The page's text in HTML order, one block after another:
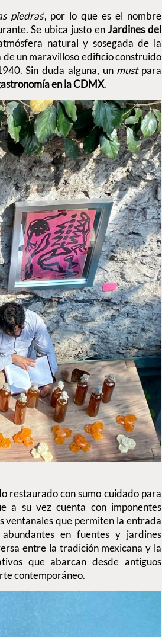
piedras‘, por lo que es el nombre
Se ubica justo enJardines del
natural y sosegada de la
de un maravilloso edificio construido
Sin duda alguna, un must para
en la CDMX.
restaurado con sumo cuidado para
a su vez cuenta con imponentes
ventanales que permiten la entrada
en fuentes y jardines
entre la tradición mexicana y la
que abarcan desde antiguos
contemporáneo.